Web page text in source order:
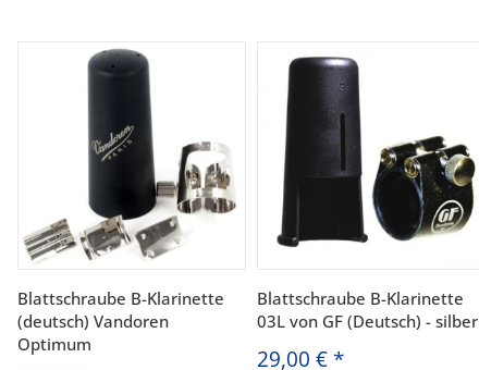
Blattschraube B-Klarinette
(deutsch) Vandoren
Optimum
Blattschraube B-Klarinette
03L von GF (Deutsch) - silber
29,00 € *